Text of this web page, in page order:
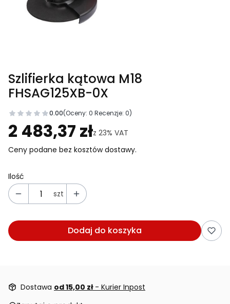
Szlifierka kątowa M18
FHSAG125XB-0X
0.00(Oceny: 0 Recenzje: 0)
Przejdź do sekcji Opinie
2 483,37 złz 23% VAT
Ceny podane bez kosztów dostawy.
Ilość
szt
Dodaj do koszyka
Dostawa od 15,00 zł - Kurier Inpost